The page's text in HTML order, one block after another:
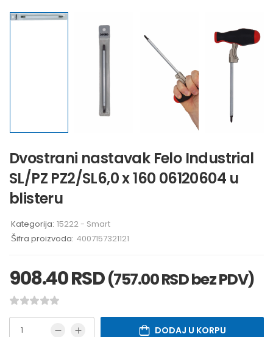
Dvostrani nastavak Felo Industrial
SL/PZ PZ2/SL6,0 x 160 06120604 u
blisteru
Kategorija: 15222 - Smart
Šifra proizvoda: 4007157321121
908.40RSD (757.00RSDbez PDV)
DODAJ U KORPU